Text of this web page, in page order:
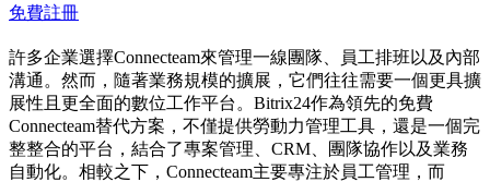
免費註冊
許多企業選擇Connecteam來管理一線團隊、員工排班以及內部
溝通。然而，隨著業務規模的擴展，它們往往需要一個更具擴
展性且更全面的數位工作平台。Bitrix24作為領先的免費
Connecteam替代方案，不僅提供勞動力管理工具，還是一個完
整整合的平台，結合了專案管理、CRM、團隊協作以及業務
自動化。相較之下，Connecteam主要專注於員工管理，而